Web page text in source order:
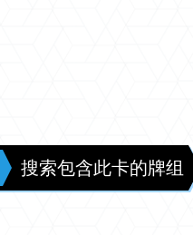
搜索包含此卡的牌组